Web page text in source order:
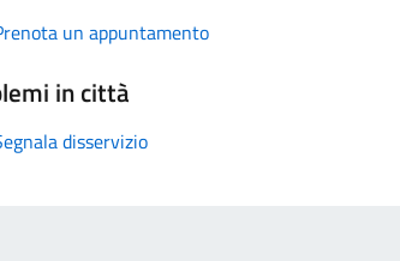
un appuntamento
in città
disservizio